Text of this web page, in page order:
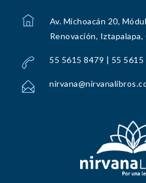
Av. Michoacán 20,
Renovación, Iztapalapa,
55 5615 8479 | 55 5615